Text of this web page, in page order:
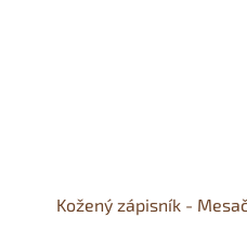
Kožený zápisník -